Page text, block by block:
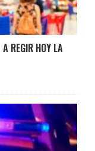
REGIR HOY LA